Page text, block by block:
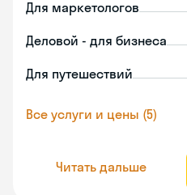
Для маркетологов
Деловой - для бизнеса
Для путешествий
Все услуги и цены (5)
Читать дальше